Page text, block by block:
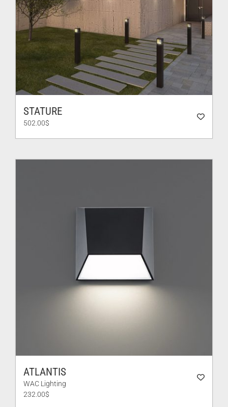
STATURE
502.00$
ATLANTIS
WAC Lighting
232.00$